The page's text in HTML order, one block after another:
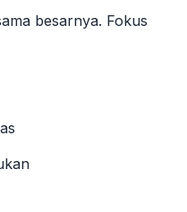
besarnya. Fokus